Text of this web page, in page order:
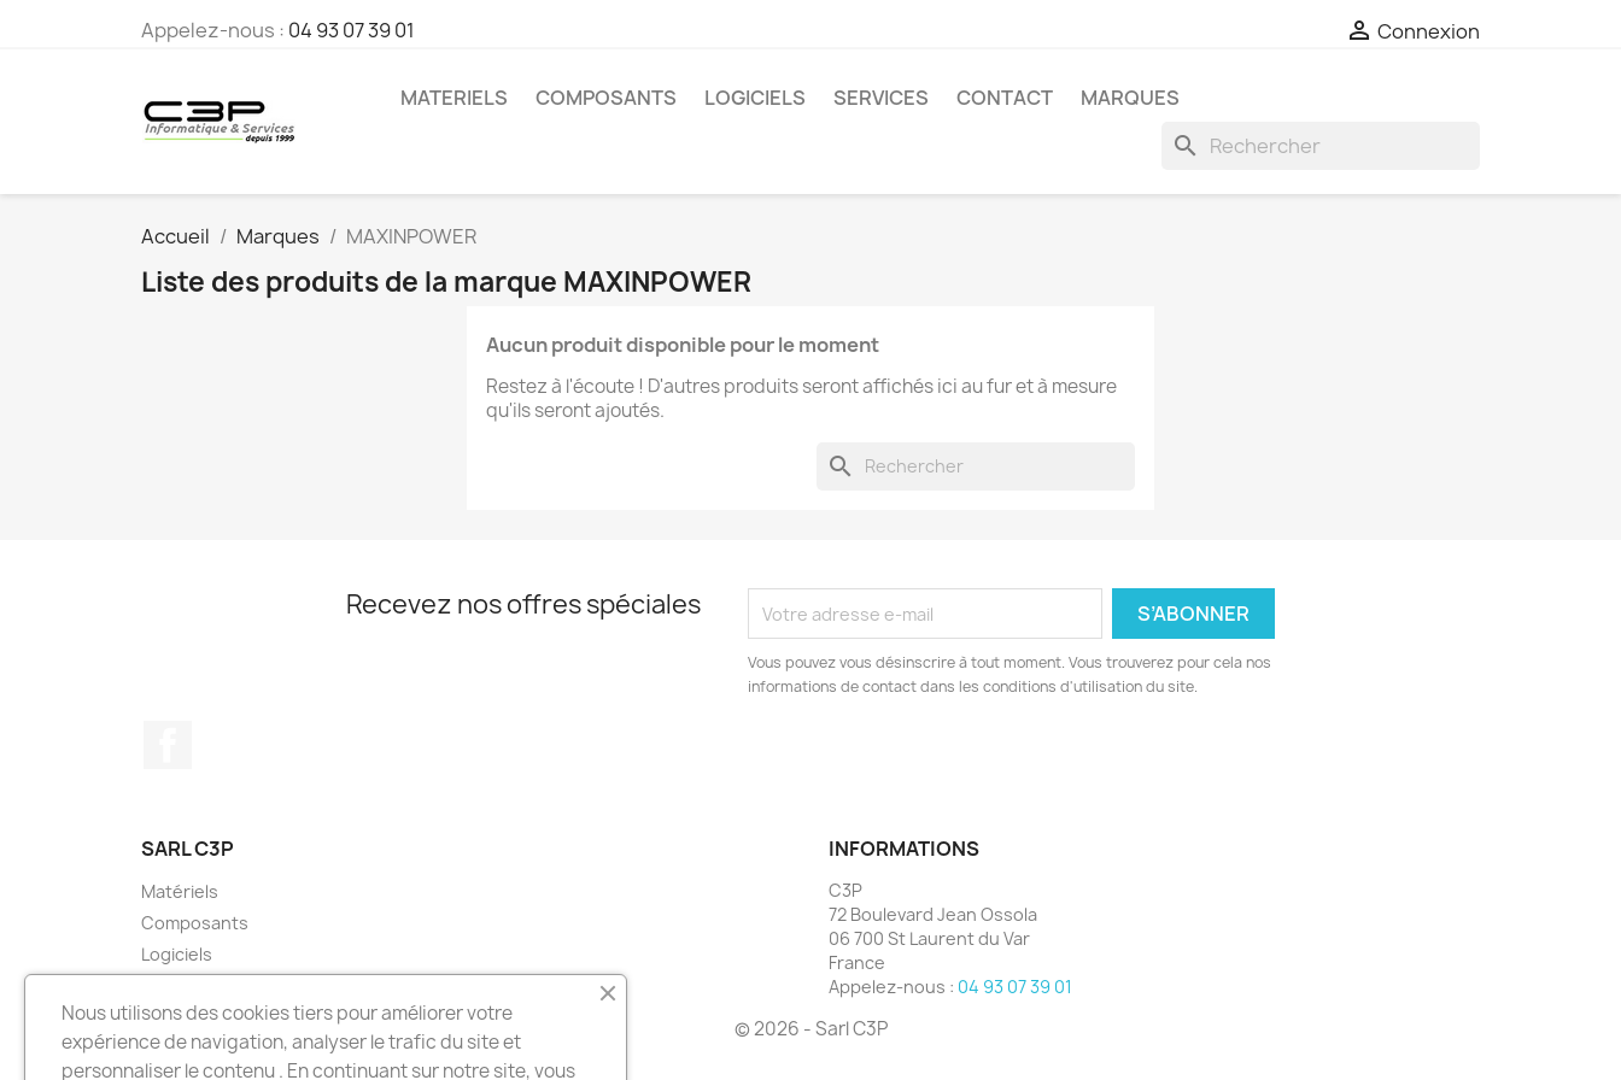
Appelez-nous : 04 93 07 39 01  Connexion
MATERIELS COMPOSANTS LOGICIELS SERVICES CONTACT MARQUES
search
Accueil Marques MAXINPOWER
Liste des produits de la marque MAXINPOWER
Aucun produit disponible pour le moment
Restez à l'écoute ! D'autres produits seront affichés ici au fur et à mesure
qu'ils seront ajoutés.
search
Recevez nos offres spéciales
Vous pouvez vous désinscrire à tout moment. Vous trouverez pour cela nos
informations de contact dans les conditions d'utilisation du site.
SARL C3P
Matériels
Composants
Logiciels
INFORMATIONS
C3P
72 Boulevard Jean Ossola
06 700 St Laurent du Var
France
Appelez-nous : 04 93 07 39 01
© 2026 - Sarl C3P
Nous utilisons des cookies tiers pour améliorer votre
expérience de navigation, analyser le trafic du site et
personnaliser le contenu . En continuant sur notre site, vous